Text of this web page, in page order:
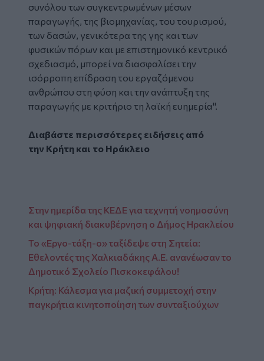
συνόλου των συγκεντρωμένων μέσων
παραγωγής, της βιομηχανίας, του τουρισμού,
των δασών, γενικότερα της γης και των
φυσικών πόρων και με επιστημονικό κεντρικό
σχεδιασμό, μπορεί να διασφαλίσει την
ισόρροπη επίδραση του εργαζόμενου
ανθρώπου στη φύση και την ανάπτυξη της
παραγωγής με κριτήριο τη λαϊκή ευημερία".
Διαβάστε περισσότερες ειδήσεις από
την Κρήτη και το Ηράκλειο
Στην ημερίδα της ΚΕΔΕ για τεχνητή νοημοσύνη
και ψηφιακή διακυβέρνηση ο Δήμος Ηρακλείου
Το «Εργο-τάξη-ο» ταξίδεψε στη Σητεία:
Εθελοντές της Χαλκιαδάκης Α.Ε. ανανέωσαν το
Δημοτικό Σχολείο Πισκοκεφάλου!
Κρήτη: Κάλεσμα για μαζική συμμετοχή στην
παγκρήτια κινητοποίηση των συνταξιούχων